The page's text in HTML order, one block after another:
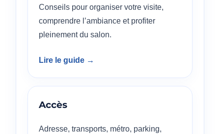
Conseils pour organiser votre visite,
comprendre l’ambiance et profiter
pleinement du salon.
Lire le guide →
Accès
Adresse, transports, métro, parking,